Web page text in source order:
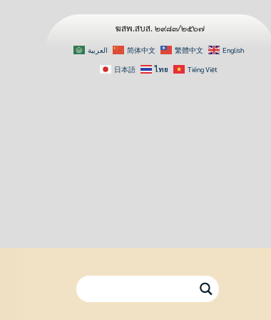
ฆสพ.สบส. ๒๙๘๓/๒๕๖๗
العربية 简体中文 繁體中文 English
日本語 ไทย Tiếng Việt